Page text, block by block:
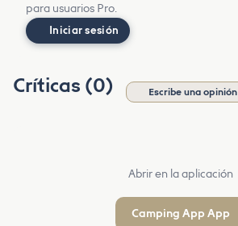
para usuarios Pro.
Iniciar sesión
Críticas (0) Escribe una opinión
Abrir en la aplicación
Camping App App